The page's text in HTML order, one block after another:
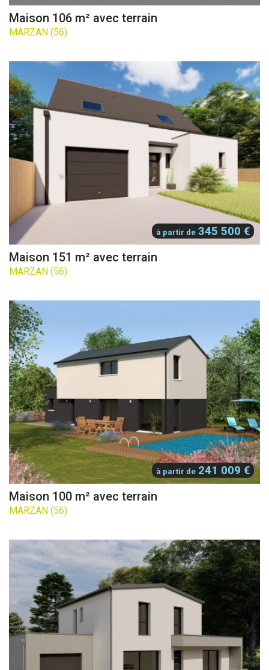
Maison 106 m² avec terrain
MARZAN (56)
à partir de 345 500 €
Maison 151 m² avec terrain
MARZAN (56)
à partir de 241 009 €
Maison 100 m² avec terrain
MARZAN (56)